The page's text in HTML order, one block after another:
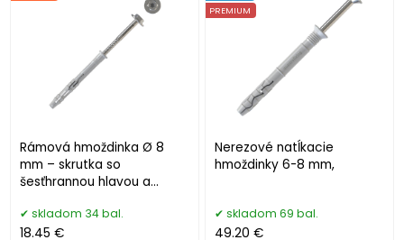
Rámová hmoždinka Ø 8
mm – skrutka so
šesťhrannou hlavou a
skladom 34 bal.
18.45 €
Nerezové natĺkacie
hmoždinky 6-8 mm,
PREMIUM
skladom 69 bal.
49.20 €